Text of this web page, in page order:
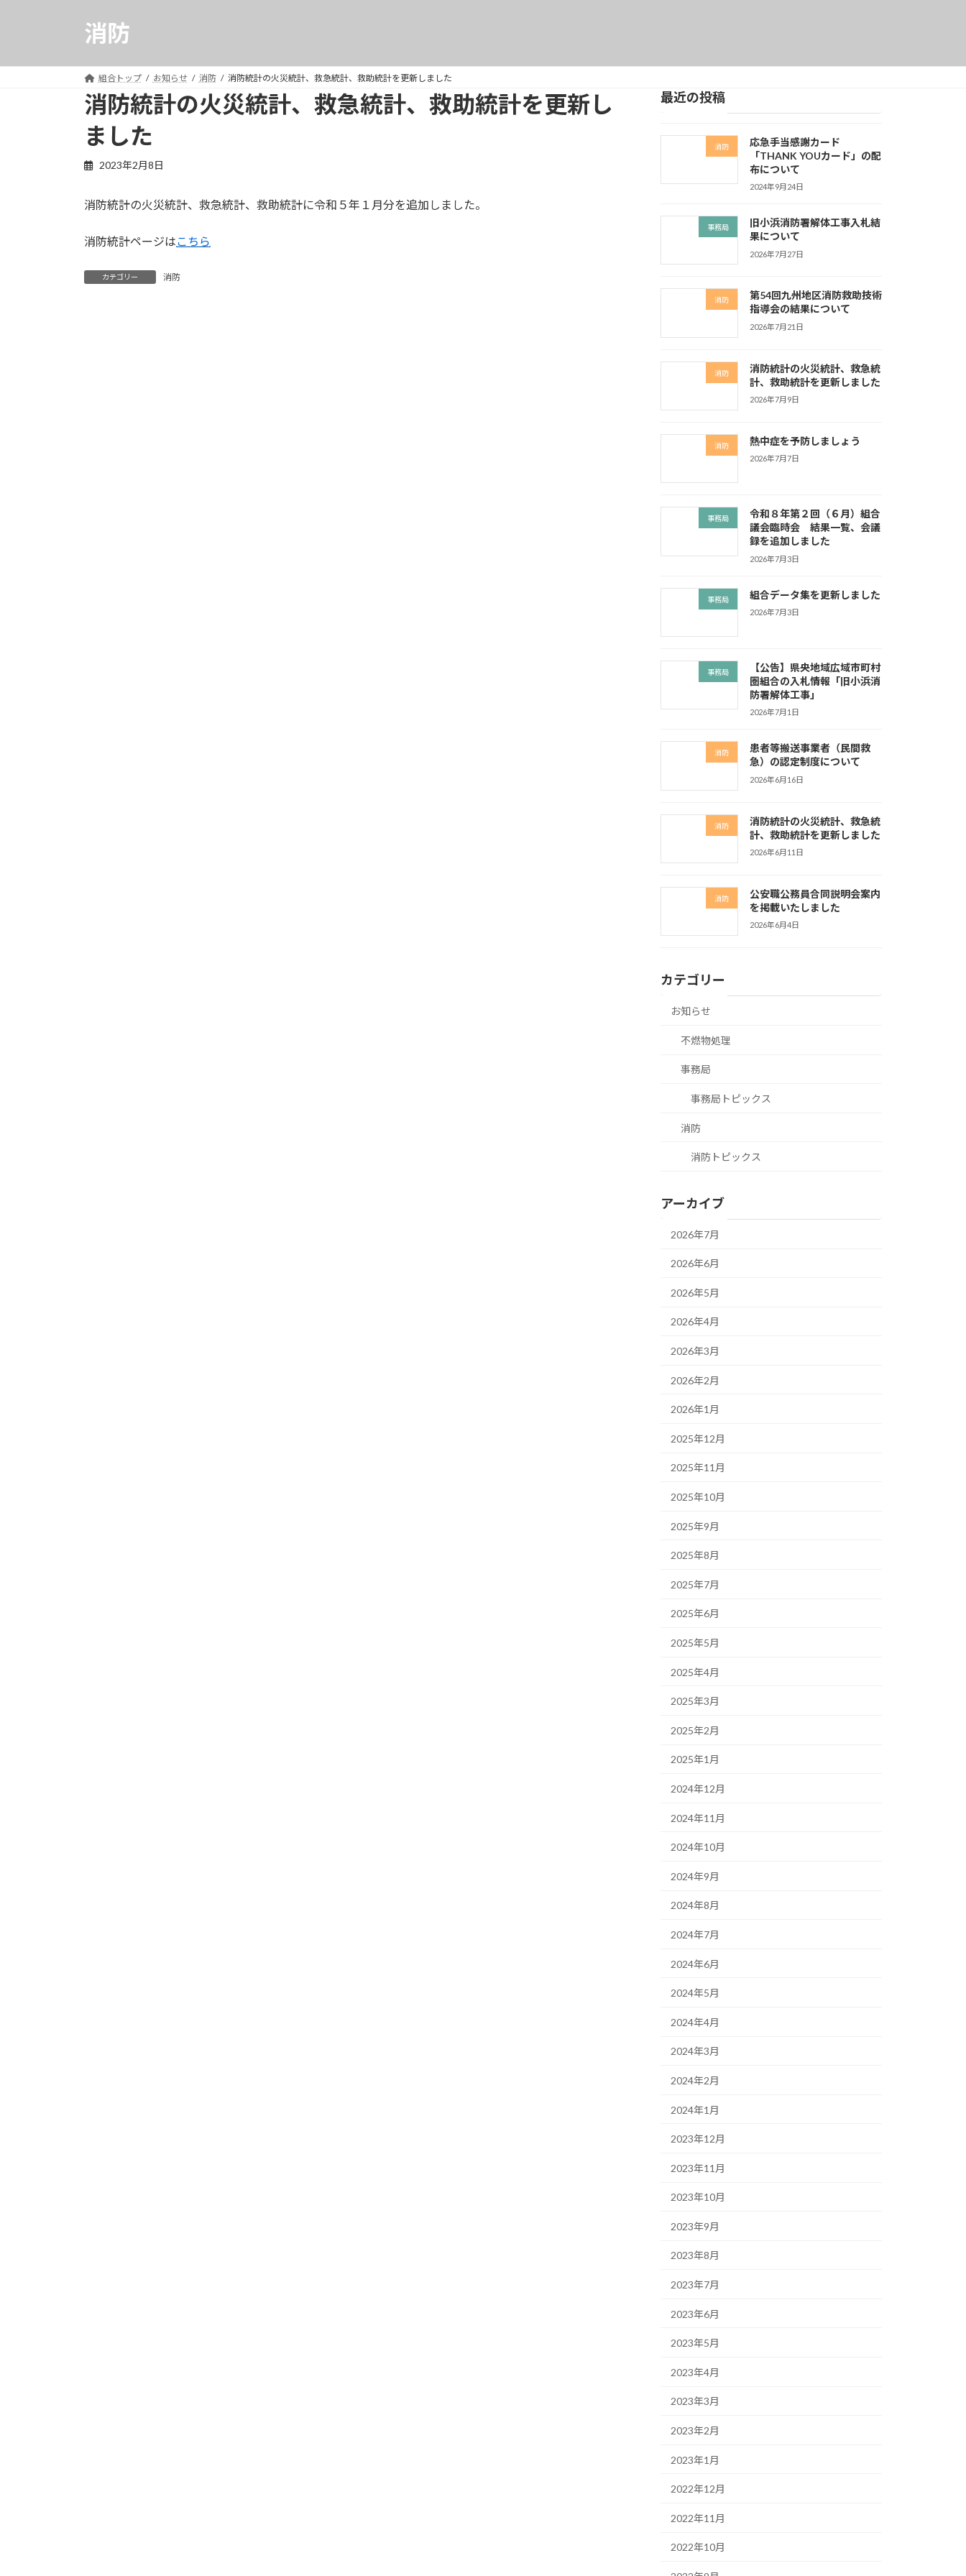
消防
組合トップ お知らせ 消防 消防統計の火災統計、救急統計、救助統計を更新しました
消防統計の火災統計、救急統計、救助統計を更新し
ました
2023年2月8日
消防統計の火災統計、救急統計、救助統計に令和５年１月分を追加しました。
消防統計ページはこちら
カテゴリー 消防
最近の投稿
消防
応急手当感謝カード
「THANK YOUカード」の配
布について
2024年9月24日
事務局
旧小浜消防署解体工事入札結
果について
2026年7月27日
消防
第54回九州地区消防救助技術
指導会の結果について
2026年7月21日
消防
消防統計の火災統計、救急統
計、救助統計を更新しました
2026年7月9日
消防 熱中症を予防しましょう
2026年7月7日
事務局
令和８年第２回（６月）組合
議会臨時会 結果一覧、会議
録を追加しました
2026年7月3日
事務局 組合データ集を更新しました
2026年7月3日
事務局
【公告】県央地域広域市町村
圏組合の入札情報「旧小浜消
防署解体工事」
2026年7月1日
消防
患者等搬送事業者（民間救
急）の認定制度について
2026年6月16日
消防
消防統計の火災統計、救急統
計、救助統計を更新しました
2026年6月11日
消防
公安職公務員合同説明会案内
を掲載いたしました
2026年6月4日
カテゴリー
お知らせ
不燃物処理
事務局
事務局トピックス
消防
消防トピックス
アーカイブ
2026年7月
2026年6月
2026年5月
2026年4月
2026年3月
2026年2月
2026年1月
2025年12月
2025年11月
2025年10月
2025年9月
2025年8月
2025年7月
2025年6月
2025年5月
2025年4月
2025年3月
2025年2月
2025年1月
2024年12月
2024年11月
2024年10月
2024年9月
2024年8月
2024年7月
2024年6月
2024年5月
2024年4月
2024年3月
2024年2月
2024年1月
2023年12月
2023年11月
2023年10月
2023年9月
2023年8月
2023年7月
2023年6月
2023年5月
2023年4月
2023年3月
2023年2月
2023年1月
2022年12月
2022年11月
2022年10月